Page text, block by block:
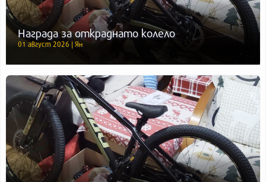
Награда за откраднато колело
01 август 2026 | Ян